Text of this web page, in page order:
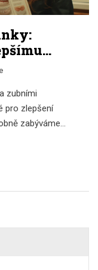
zubními
pro zlepšení
zabýváme
Budeme